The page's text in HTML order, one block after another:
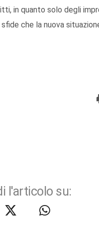
in quanto solo degli
che la nuova
l'articolo su: